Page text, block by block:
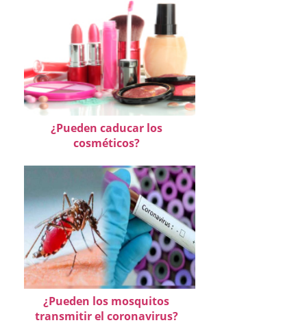
¿Pueden caducar los
cosméticos?
¿Pueden los mosquitos
transmitir el coronavirus?